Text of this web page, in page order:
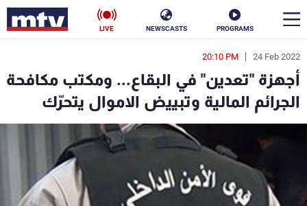
PROGRAMS
NEWSCASTS
LIVE
24 Feb 2022
20:10 PM
أجهزة "تعدين" في البقاع... ومكتب مكافحة
الجرائم المالية وتبييض الاموال يتحرّك
en
الأخبار
سياسة ناس
منوعات رياضة